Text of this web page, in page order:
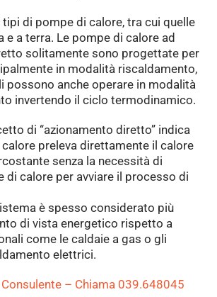
di pompe di calore, tra cui quelle
e a terra. Le pompe di calore ad
solitamente sono progettate per
in modalità riscaldamento,
possono anche operare in modalità
invertendo il ciclo termodinamico.
di “azionamento diretto” indica
preleva direttamente il calore
senza la necessità di
di calore per avviare il processo di
è spesso considerato più
di vista energetico rispetto a
come le caldaie a gas o gli
elettrici.
– Chiama 039.648045